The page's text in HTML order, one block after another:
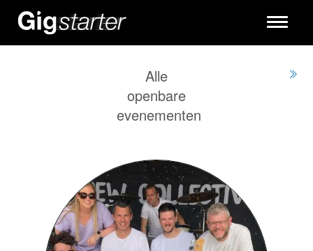
Toggle
Alle
openbare
evenementen